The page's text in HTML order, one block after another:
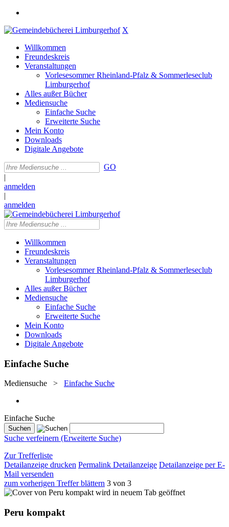
X
Willkommen
Freundeskreis
Veranstaltungen
Vorlesesommer Rheinland-Pfalz & Sommerleseclub
Limburgerhof
Alles außer Bücher
Mediensuche
Einfache Suche
Erweiterte Suche
Mein Konto
Downloads
Digitale Angebote
GO
|
anmelden
|
anmelden
Willkommen
Freundeskreis
Veranstaltungen
Vorlesesommer Rheinland-Pfalz & Sommerleseclub
Limburgerhof
Alles außer Bücher
Mediensuche
Einfache Suche
Erweiterte Suche
Mein Konto
Downloads
Digitale Angebote
Einfache Suche
Mediensuche > Einfache Suche
Einfache Suche
Suche verfeinern (Erweiterte Suche)
Zur Trefferliste
Detailanzeige drucken Permalink Detailanzeige Detailanzeige per E-
Mail versenden
zum vorherigen Treffer blättern 3 von 3
wird in neuem Tab geöffnet
Peru kompakt